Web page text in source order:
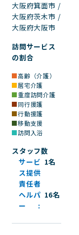
大阪府箕面市 /
大阪府茨木市 /
大阪府大阪市
訪問サービス
の割合
高齢（介護）
居宅介護
重度訪問介護
同行援護
行動援護
移動支援
訪問入浴
スタッフ数
サービ
ス提供
責任者
1名
ヘルパ
ー
16名